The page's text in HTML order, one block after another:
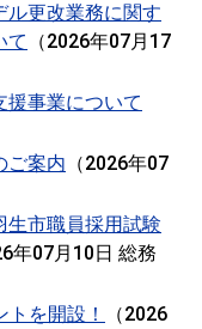
ル更改業務に関す
て
（2026年07月17
援事業について
ご案内 （2026年07
生市職員採用試験
年07月10日 総務
を開設！
（2026